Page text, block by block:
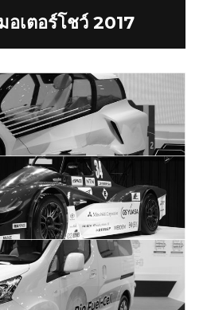
อเตอร์โชว์ 2017